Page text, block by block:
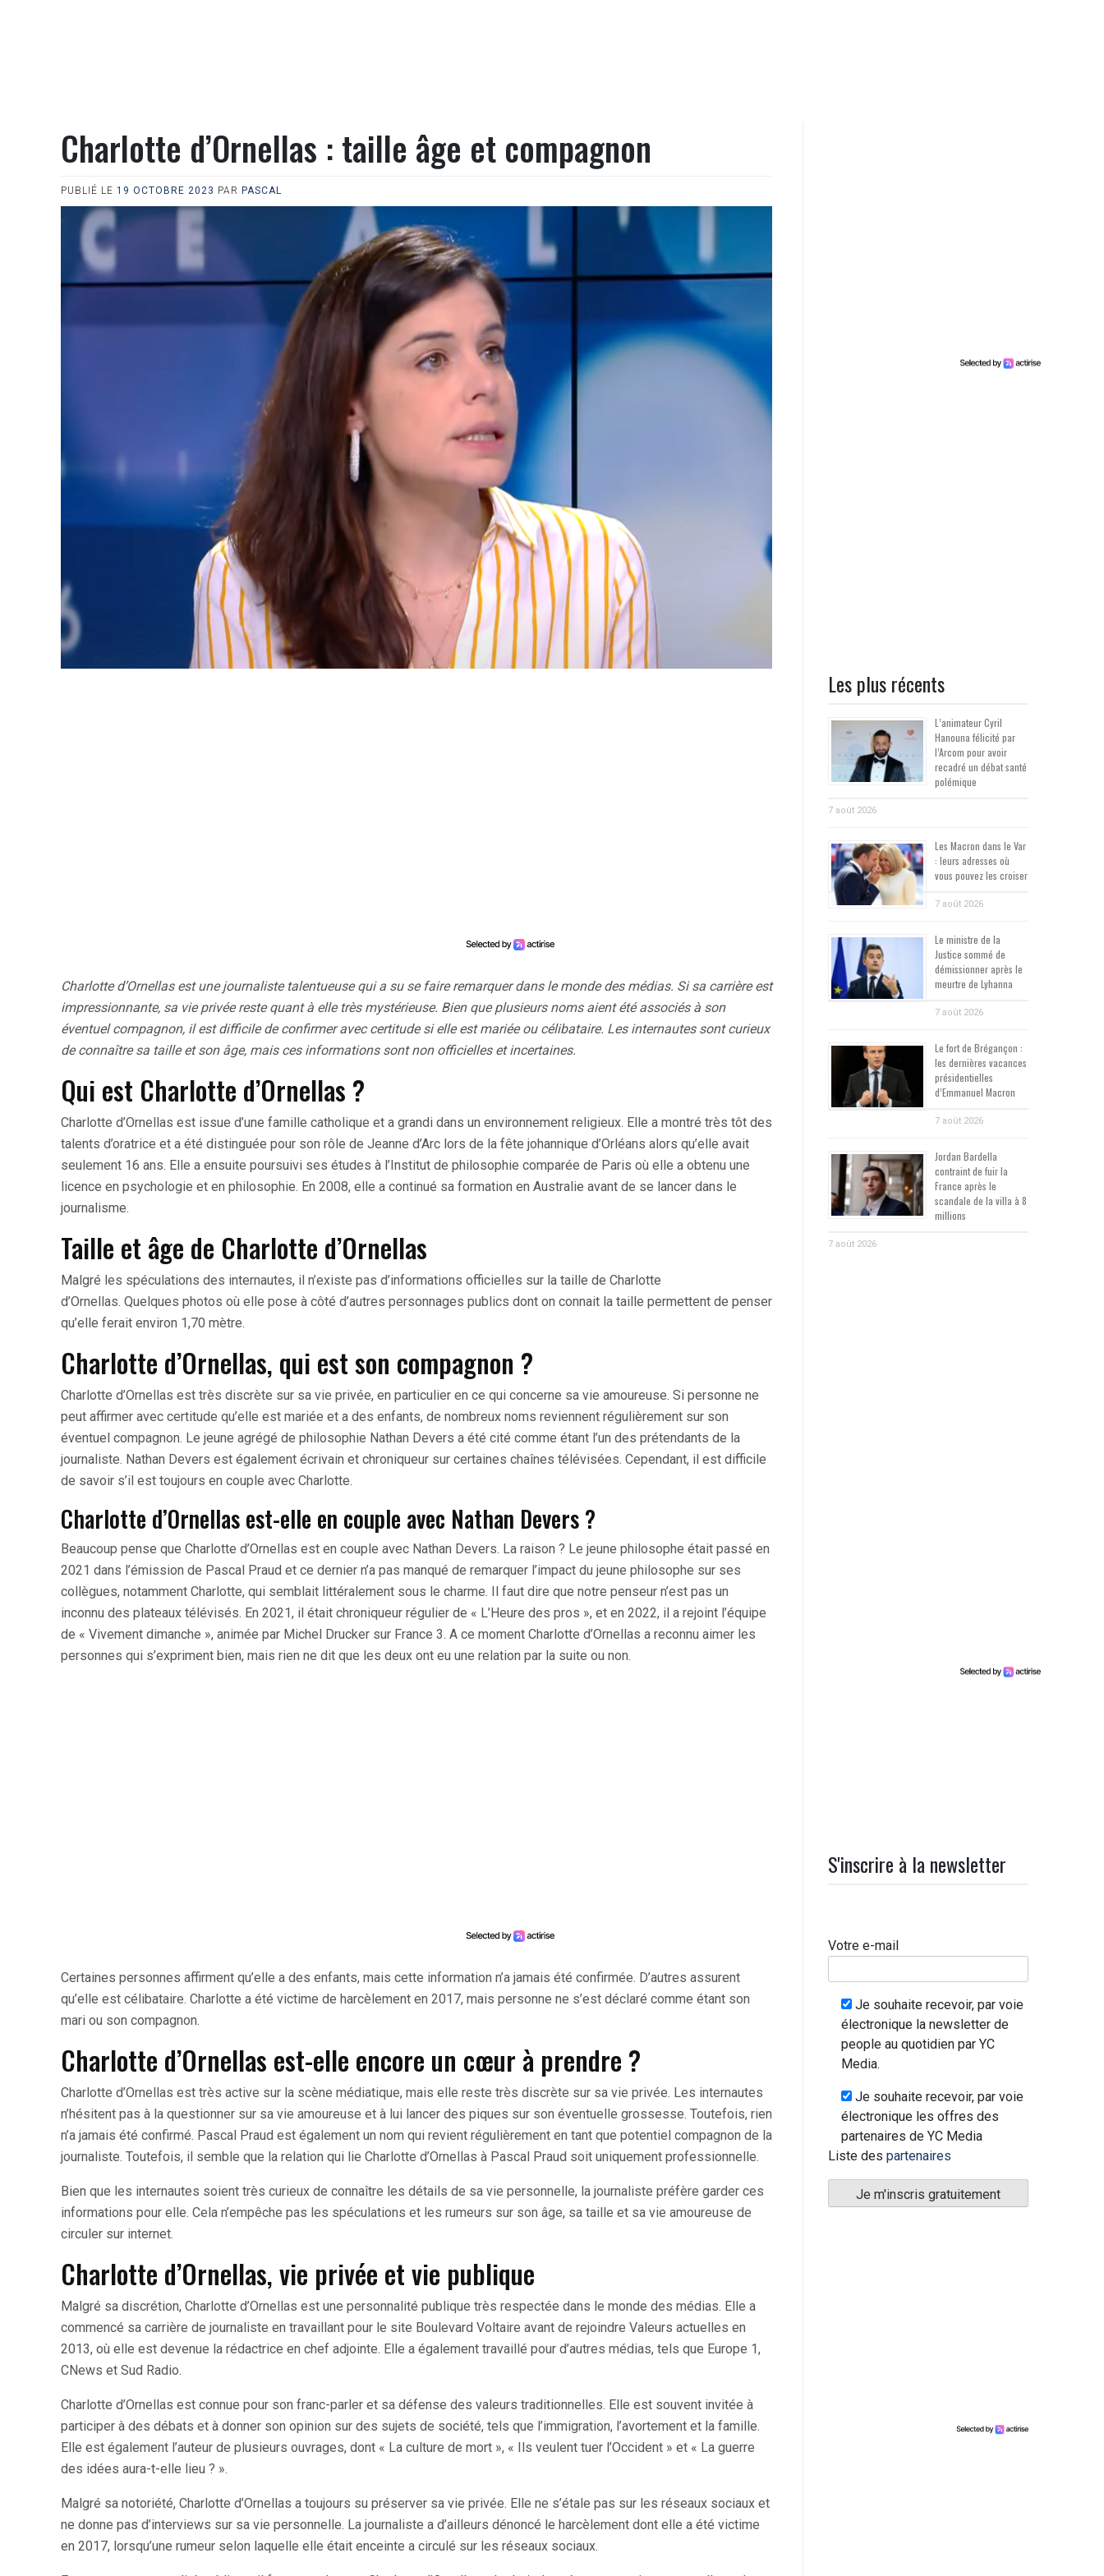
Charlotte d’Ornellas : taille âge et compagnon
PUBLIÉ LE 19 OCTOBRE 2023 PAR PASCAL
Charlotte d’Ornellas est une journaliste talentueuse qui a su se faire remarquer dans le monde des médias. Si sa carrière est
impressionnante, sa vie privée reste quant à elle très mystérieuse. Bien que plusieurs noms aient été associés à son
éventuel compagnon, il est difficile de confirmer avec certitude si elle est mariée ou célibataire. Les internautes sont curieux
de connaître sa taille et son âge, mais ces informations sont non officielles et incertaines.
Qui est Charlotte d’Ornellas ?
Charlotte d’Ornellas est issue d’une famille catholique et a grandi dans un environnement religieux. Elle a montré très tôt des
talents d’oratrice et a été distinguée pour son rôle de Jeanne d’Arc lors de la fête johannique d’Orléans alors qu’elle avait
seulement 16 ans. Elle a ensuite poursuivi ses études à l’Institut de philosophie comparée de Paris où elle a obtenu une
licence en psychologie et en philosophie. En 2008, elle a continué sa formation en Australie avant de se lancer dans le
journalisme.
Taille et âge de Charlotte d’Ornellas
Malgré les spéculations des internautes, il n’existe pas d’informations officielles sur la taille de Charlotte
d’Ornellas. Quelques photos où elle pose à côté d’autres personnages publics dont on connait la taille permettent de penser
qu’elle ferait environ 1,70 mètre.
Charlotte d’Ornellas, qui est son compagnon ?
Charlotte d’Ornellas est très discrète sur sa vie privée, en particulier en ce qui concerne sa vie amoureuse. Si personne ne
peut affirmer avec certitude qu’elle est mariée et a des enfants, de nombreux noms reviennent régulièrement sur son
éventuel compagnon. Le jeune agrégé de philosophie Nathan Devers a été cité comme étant l’un des prétendants de la
journaliste. Nathan Devers est également écrivain et chroniqueur sur certaines chaînes télévisées. Cependant, il est difficile
de savoir s’il est toujours en couple avec Charlotte.
Charlotte d’Ornellas est-elle en couple avec Nathan Devers ?
Beaucoup pense que Charlotte d’Ornellas est en couple avec Nathan Devers. La raison ? Le jeune philosophe était passé en
2021 dans l’émission de Pascal Praud et ce dernier n’a pas manqué de remarquer l’impact du jeune philosophe sur ses
collègues, notamment Charlotte, qui semblait littéralement sous le charme. Il faut dire que notre penseur n’est pas un
inconnu des plateaux télévisés. En 2021, il était chroniqueur régulier de « L’Heure des pros », et en 2022, il a rejoint l’équipe
de « Vivement dimanche », animée par Michel Drucker sur France 3. A ce moment Charlotte d’Ornellas a reconnu aimer les
personnes qui s’expriment bien, mais rien ne dit que les deux ont eu une relation par la suite ou non.
Certaines personnes affirment qu’elle a des enfants, mais cette information n’a jamais été confirmée. D’autres assurent
qu’elle est célibataire. Charlotte a été victime de harcèlement en 2017, mais personne ne s’est déclaré comme étant son
mari ou son compagnon.
Charlotte d’Ornellas est-elle encore un cœur à prendre ?
Charlotte d’Ornellas est très active sur la scène médiatique, mais elle reste très discrète sur sa vie privée. Les internautes
n’hésitent pas à la questionner sur sa vie amoureuse et à lui lancer des piques sur son éventuelle grossesse. Toutefois, rien
n’a jamais été confirmé. Pascal Praud est également un nom qui revient régulièrement en tant que potentiel compagnon de la
journaliste. Toutefois, il semble que la relation qui lie Charlotte d’Ornellas à Pascal Praud soit uniquement professionnelle.
Bien que les internautes soient très curieux de connaître les détails de sa vie personnelle, la journaliste préfère garder ces
informations pour elle. Cela n’empêche pas les spéculations et les rumeurs sur son âge, sa taille et sa vie amoureuse de
circuler sur internet.
Charlotte d’Ornellas, vie privée et vie publique
Malgré sa discrétion, Charlotte d’Ornellas est une personnalité publique très respectée dans le monde des médias. Elle a
commencé sa carrière de journaliste en travaillant pour le site Boulevard Voltaire avant de rejoindre Valeurs actuelles en
2013, où elle est devenue la rédactrice en chef adjointe. Elle a également travaillé pour d’autres médias, tels que Europe 1,
CNews et Sud Radio.
Charlotte d’Ornellas est connue pour son franc-parler et sa défense des valeurs traditionnelles. Elle est souvent invitée à
participer à des débats et à donner son opinion sur des sujets de société, tels que l’immigration, l’avortement et la famille.
Elle est également l’auteur de plusieurs ouvrages, dont « La culture de mort », « Ils veulent tuer l’Occident » et « La guerre
des idées aura-t-elle lieu ? ».
Malgré sa notoriété, Charlotte d’Ornellas a toujours su préserver sa vie privée. Elle ne s’étale pas sur les réseaux sociaux et
ne donne pas d’interviews sur sa vie personnelle. La journaliste a d’ailleurs dénoncé le harcèlement dont elle a été victime
en 2017, lorsqu’une rumeur selon laquelle elle était enceinte a circulé sur les réseaux sociaux.
Les plus récents
L’animateur Cyril
Hanouna félicité par
l’Arcom pour avoir
recadré un débat santé
polémique
7 août 2026
Les Macron dans le Var
: leurs adresses où
vous pouvez les croiser
7 août 2026
Le ministre de la
Justice sommé de
démissionner après le
meurtre de Lyhanna
7 août 2026
Le fort de Brégançon :
les dernières vacances
présidentielles
d’Emmanuel Macron
7 août 2026
Jordan Bardella
contraint de fuir la
France après le
scandale de la villa à 8
millions
7 août 2026
S'inscrire à la newsletter
Votre e-mail
Je souhaite recevoir, par voie
électronique la newsletter de
people au quotidien par YC
Media.
Je souhaite recevoir, par voie
électronique les offres des
partenaires de YC Media
Liste des partenaires